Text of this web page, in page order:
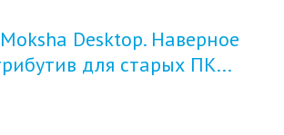
Desktop. Наверное
для старых ПК...